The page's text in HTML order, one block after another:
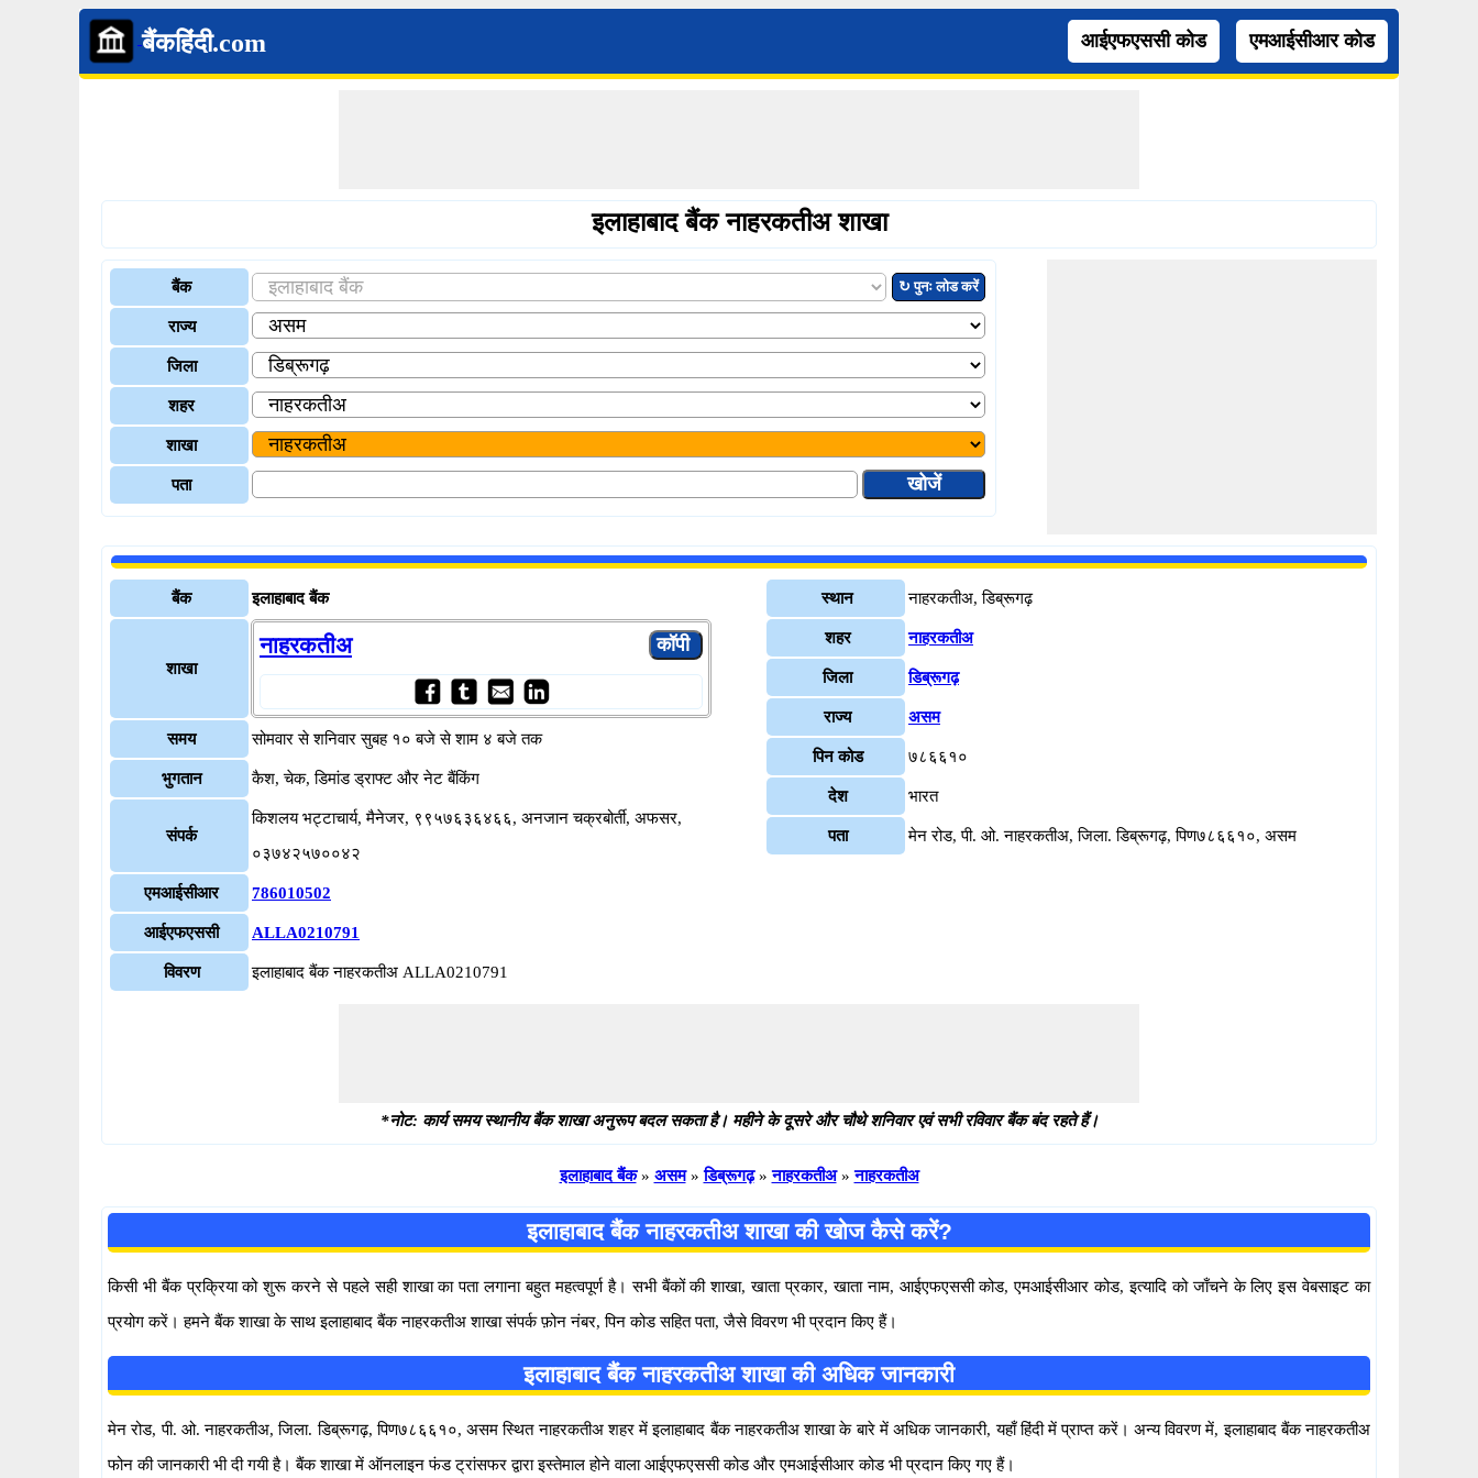
बैंकहिंदी.com आईएफएससी कोड एमआईसीआर कोड
इलाहाबाद बैंक नाहरकतीअ शाखा
बैंक ↻ पुनः लोड करें
राज्य
जिला
शहर
शाखा
पता
बैंक इलाहाबाद बैंक
शाखा
नाहरकतीअ
समय सोमवार से शनिवार सुबह १० बजे से शाम ४ बजे तक
भुगतान कैश, चेक, डिमांड ड्राफ्ट और नेट बैंकिंग
संपर्क
किशलय भट्टाचार्य, मैनेजर, ९९५७६३६४६६, अनजान चक्रबोर्ती, अफसर,
०३७४२५७००४२
एमआईसीआर 786010502
आईएफएससी ALLA0210791
विवरण इलाहाबाद बैंक नाहरकतीअ ALLA0210791
स्थान नाहरकतीअ, डिब्रूगढ़
शहर नाहरकतीअ
जिला डिब्रूगढ़
राज्य असम
पिन कोड ७८६६१०
देश भारत
पता मेन रोड, पी. ओ. नाहरकतीअ, जिला. डिब्रूगढ़, पिण७८६६१०, असम
*नोट: कार्य समय स्थानीय बैंक शाखा अनुरूप बदल सकता है। महीने के दूसरे और चौथे शनिवार एवं सभी रविवार बैंक बंद रहते हैं।
इलाहाबाद बैंक » असम » डिब्रूगढ़ » नाहरकतीअ » नाहरकतीअ
इलाहाबाद बैंक नाहरकतीअ शाखा की खोज कैसे करें?
किसी भी बैंक प्रक्रिया को शुरू करने से पहले सही शाखा का पता लगाना बहुत महत्वपूर्ण है। सभी बैंकों की शाखा, खाता प्रकार, खाता नाम, आईएफएससी कोड, एमआईसीआर कोड, इत्यादि को जाँचने के लिए इस वेबसाइट का
प्रयोग करें। हमने बैंक शाखा के साथ इलाहाबाद बैंक नाहरकतीअ शाखा संपर्क फ़ोन नंबर, पिन कोड सहित पता, जैसे विवरण भी प्रदान किए हैं।
इलाहाबाद बैंक नाहरकतीअ शाखा की अधिक जानकारी
मेन रोड, पी. ओ. नाहरकतीअ, जिला. डिब्रूगढ़, पिण७८६६१०, असम स्थित नाहरकतीअ शहर में इलाहाबाद बैंक नाहरकतीअ शाखा के बारे में अधिक जानकारी, यहाँ हिंदी में प्राप्त करें। अन्य विवरण में, इलाहाबाद बैंक नाहरकतीअ
फोन की जानकारी भी दी गयी है। बैंक शाखा में ऑनलाइन फंड ट्रांसफर द्वारा इस्तेमाल होने वाला आईएफएससी कोड और एमआईसीआर कोड भी प्रदान किए गए हैं।